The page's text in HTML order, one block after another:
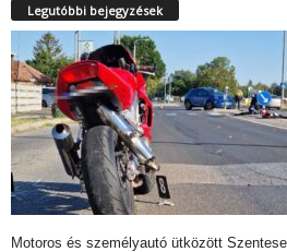
Legutóbbi bejegyzések
Motoros és személyautó ütközött